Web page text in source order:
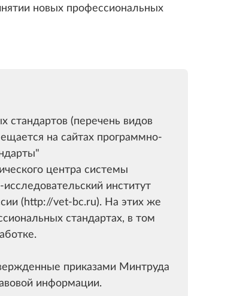
новых профессиональных
стандартов (перечень видов
на сайтах программно-
центра системы
институт
(http://vet-bc.ru). На этих же
стандартах, в том
приказами Минтруда
информации.